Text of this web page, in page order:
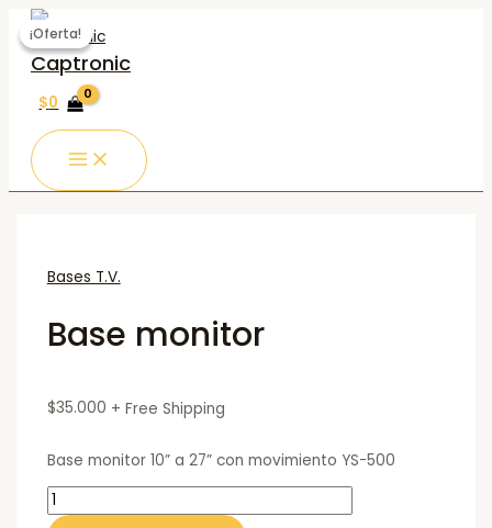
al
contenido
Captronic
$0
Bases T.V.
Base monitor
$35.000 + Free Shipping
Base monitor 10” a 27” con movimiento YS-500
Base
monitor
quantity
¡Oferta!
¡Oferta!